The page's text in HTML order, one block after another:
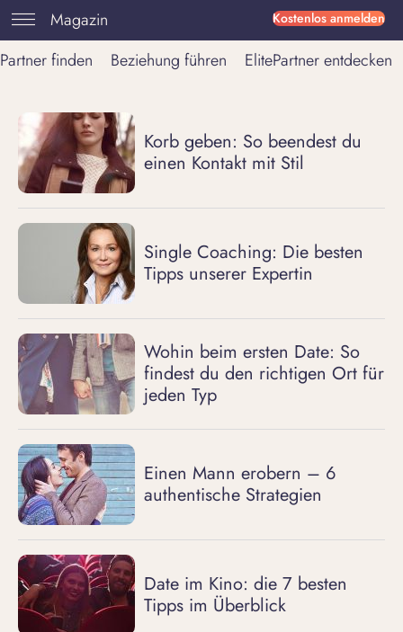
Kostenlos anmelden
Magazin
Partner finden
Beziehung führen ElitePartner entdecken
Korb geben: So beendest du
einen Kontakt mit Stil
Single Coaching: Die besten
Tipps unserer Expertin
Wohin beim ersten Date: So
findest du den richtigen Ort für
jeden Typ
Einen Mann erobern – 6
authentische Strategien
Date im Kino: die 7 besten
Tipps im Überblick